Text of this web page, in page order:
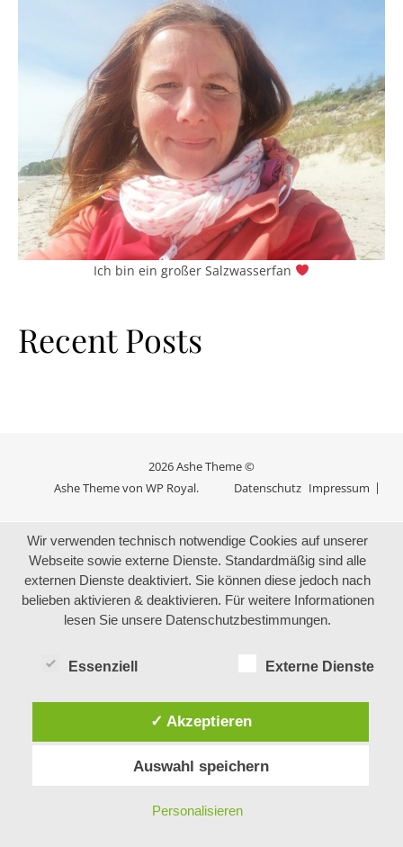
Ich bin ein großer Salzwasserfan
Recent Posts
2026 Ashe Theme ©
Datenschutz Impressum
Ashe Theme von WP Royal.
Wir verwenden technisch notwendige Cookies auf unserer
Webseite sowie externe Dienste. Standardmäßig sind alle
externen Dienste deaktiviert. Sie können diese jedoch nach
belieben aktivieren & deaktivieren. Für weitere Informationen
lesen Sie unsere Datenschutzbestimmungen.
Essenziell Externe Dienste
✓ Akzeptieren
Auswahl speichern
Personalisieren